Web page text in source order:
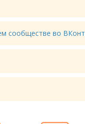
сообществе во